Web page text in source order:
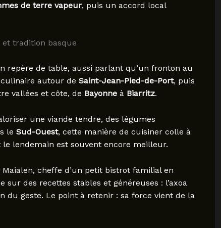
de terre vapeur, puis un accord local
et tradition basque
repère de table, aussi parlant qu’un fronton au
autour de Saint-Jean-Pied-de-Port, puis
vallées et côte, de Bayonneà Biarritz.
une viande tendre, des légumes
le Sud-Ouest, cette manière de cuisiner colle à
lendemain est souvent encore meilleur.
cheffe d’un petit bistrot familial en
sur des recettes stables et généreuses : l’axoa
du geste. Le point à retenir : sa force vient de la